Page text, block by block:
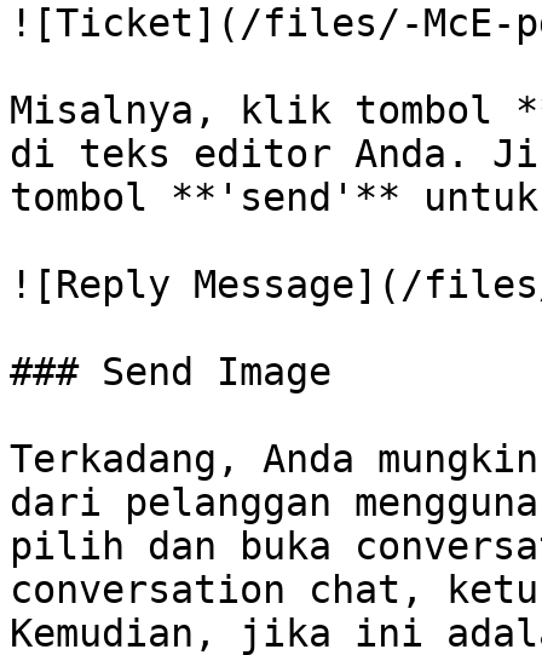
![Ticket](/files/-McE-
Misalnya, klik tombol
di teks editor Anda.
tombol **'send'** untuk
![Reply Message](/
### Send Image
Terkadang, Anda
dari pelanggan
pilih dan buka
conversation chat,
Kemudian, jika ini